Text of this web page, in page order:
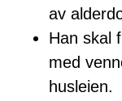
av
Han skal
med
husleien.